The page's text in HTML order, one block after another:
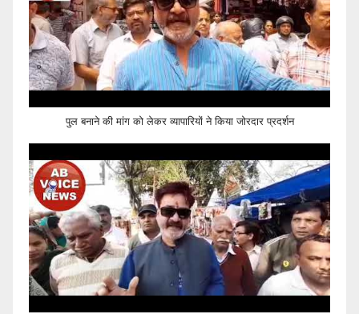
पुल बनाने की मांग को लेकर व्यापारियों ने किया जोरदार प्रदर्शन